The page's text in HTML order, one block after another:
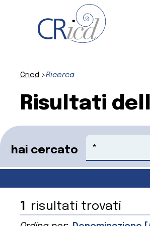
Cricd Ricerca
Risultati
hai cercato
Cerca
1 risultati trovati